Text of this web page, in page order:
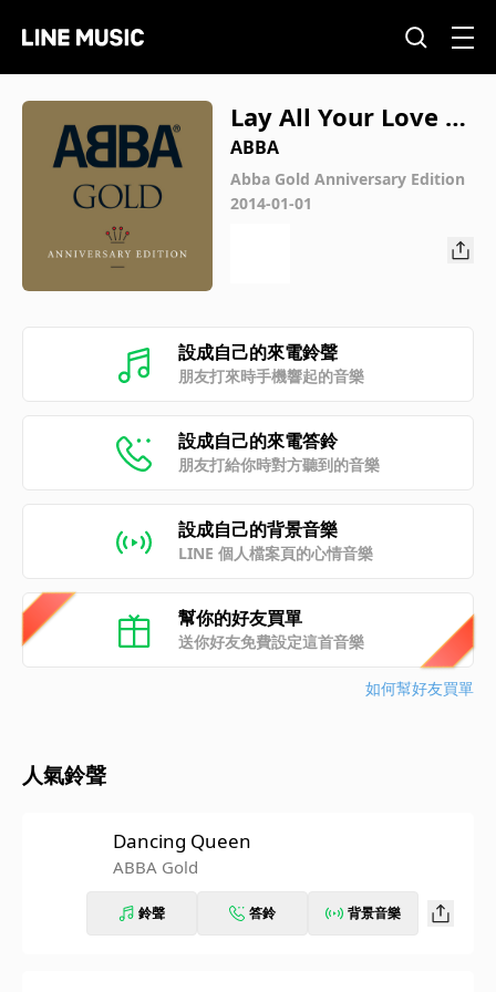
Lay All Your Love O
n Me
ABBA
Abba Gold Anniversary Edition
2014-01-01
設成自己的來電鈴聲
朋友打來時手機響起的音樂
設成自己的來電答鈴
朋友打給你時對方聽到的音樂
設成自己的背景音樂
LINE 個人檔案頁的心情音樂
幫你的好友買單
送你好友免費設定這首音樂
如何幫好友買單
人氣鈴聲
Dancing Queen
ABBA Gold
鈴聲 答鈴 背景音樂